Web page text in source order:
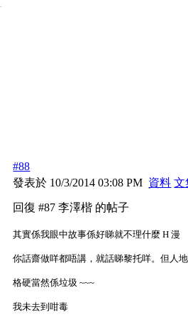
#88
發表於 10/3/2014 03:08 PM 資料 文
回復 #87 李澤楷 的帖子
其實係我眼中故事係好睇就不理什麼 H 漫
你話齋做咩都唔講，就話睇黎托咩。但人
格硬當然係垃圾 ~~~
我未去到咁毒